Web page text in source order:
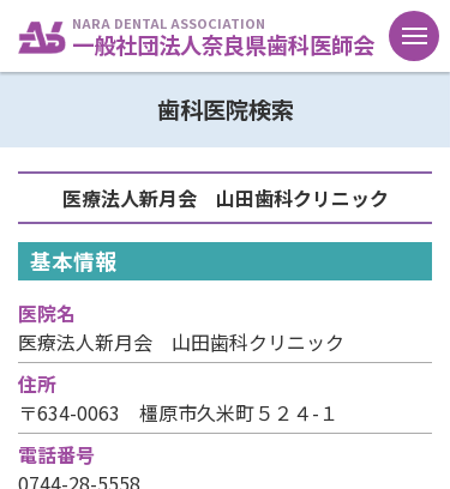
NARA DENTAL ASSOCIATION
一般社団法人奈良県歯科医師会
歯科医院検索
医療法人新月会 山田歯科クリニック
基本情報
医院名
医療法人新月会 山田歯科クリニック
住所
〒634-0063 橿原市久米町５２４-１
電話番号
0744-28-5558